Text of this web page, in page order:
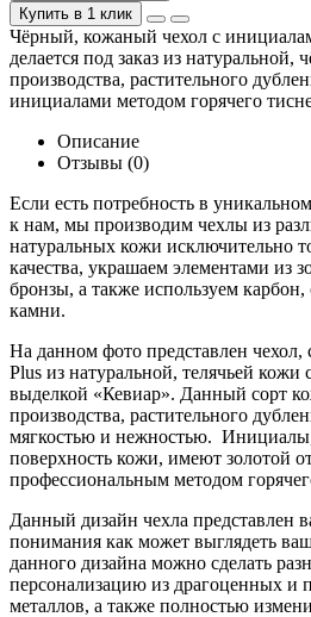
Купить в 1 клик
Чёрный, кожаный чехол с
делается под заказ из натуральной,
производства, растительного
инициалами методом горячего
Описание
Отзывы (0)
Если есть потребность в
к нам, мы производим чехлы из
натуральных кожи исключительно
качества, украшаем элементами из
бронзы, а также используем
камни.
На данном фото представлен чехол,
Plus из натуральной, телячьей
выделкой «Кевиар». Данный сорт
производства, растительного
мягкостью и нежностью.
поверхность кожи, имеют золотой
профессиональным методом
Данный дизайн чехла представлен
понимания как может выглядеть
данного дизайна можно сделать
персонализацию из драгоценных и
металлов, а также полностью